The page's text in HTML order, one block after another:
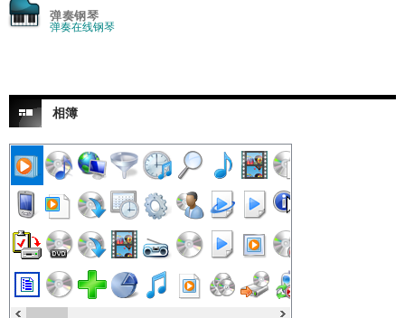
弹奏钢琴
弹奏在线钢琴
相簿